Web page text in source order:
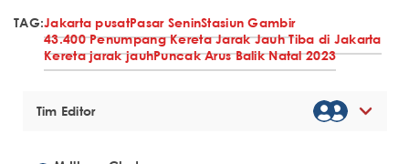
TAG:Jakarta pusatPasar SeninStasiun Gambir
43.400 Penumpang Kereta Jarak Jauh Tiba di Jakarta
Kereta jarak jauhPuncak Arus Balik Natal 2023
Tim Editor